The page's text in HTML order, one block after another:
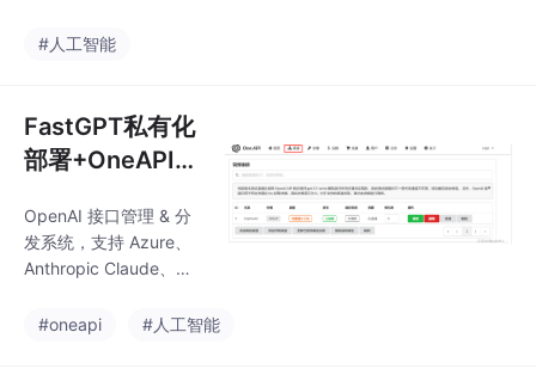
(opens new window)
令），事实上它也的确
制定了类 docker 的一
种模型应用标准，在后
真切体会到这一点。在
管理模型的同时，它还
基于 Go 语言中的 Web
#人工智能
FastGPT私有化
部署+OneAPI配
OpenAI 接口管理 & 分
发系统，支持 Azure、
Anthropic Claude、Go
i、智谱 ChatGLM、百
#oneapi #人工智能